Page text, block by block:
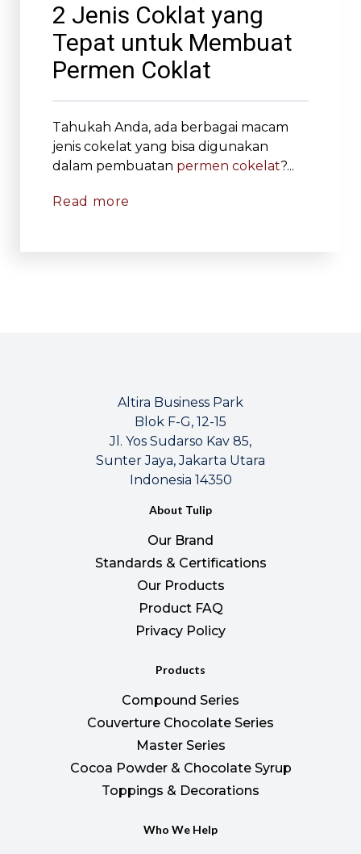
2 Jenis Coklat yang
Tepat untuk Membuat
Permen Coklat
Tahukah Anda, ada berbagai macam
jenis cokelat yang bisa digunakan
dalam pembuatan permen cokelat?...
Read more
Altira Business Park
Blok F-G, 12-15
Jl. Yos Sudarso Kav 85,
Sunter Jaya, Jakarta Utara
Indonesia 14350
About Tulip
Our Brand
Standards & Certifications
Our Products
Product FAQ
Privacy Policy
Products
Compound Series
Couverture Chocolate Series
Master Series
Cocoa Powder & Chocolate Syrup
Toppings & Decorations
Who We Help